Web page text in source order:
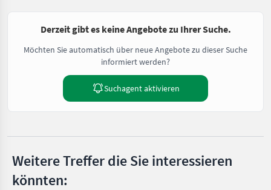
Derzeit gibt es keine Angebote zu Ihrer Suche.
Möchten Sie automatisch über neue Angebote zu dieser Suche
informiert werden?
Suchagent aktivieren
Weitere Treffer die Sie interessieren
könnten: